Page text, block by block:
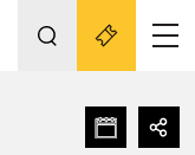
Nos activités